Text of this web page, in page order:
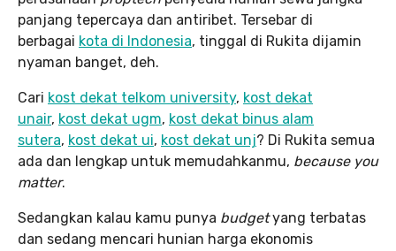
panjang tepercaya dan antiribet. Tersebar di
berbagai kota di Indonesia, tinggal di Rukita dijamin
nyaman banget, deh.
Cari kost dekat telkom university, kost dekat
unair, kost dekat ugm, kost dekat binus alam
sutera, kost dekat ui, kost dekat unj? Di Rukita semua
ada dan lengkap untuk memudahkanmu, because you
matter.
Sedangkan kalau kamu punya budgetyang terbatas
dan sedang mencari hunian harga ekonomis